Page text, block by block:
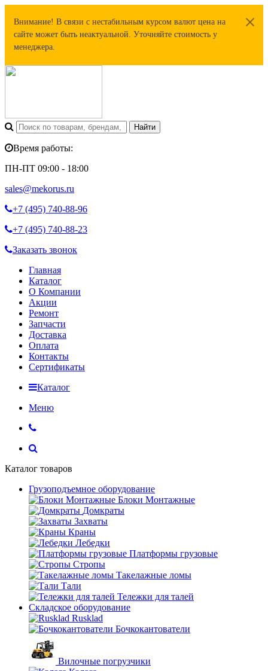
Внимание! В связи с нестабильным курсом валют цена на
сайте может быть неактуальной. Уточняйте стоимость у
менеджера.
Время работы:
ПН-ПТ 09:00 - 18:00
sales@mekorus.ru
+7 (495) 740-88-96
+7 (495) 740-88-23
Заказать звонок
Главная
Каталог
О Компании
Акции
Ремонт
Запчасти
Доставка
Оплата
Контакты
Сертификаты
Каталог
Меню
Каталог товаров
Грузоподъемное оборудование
Блоки Монтажные
Домкраты
Захваты
Краны
Лебедки
Платформы грузовые
Стропы
Такелажные ломы
Тали
Тележки для талей
Складское оборудование
Rusklad
Бочкокантователи
Вилочные погрузчики